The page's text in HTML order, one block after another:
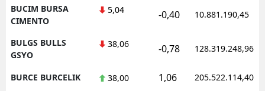
BUCIM BURSA
CIMENTO
5,04 -0,40 10.881.190,45
BULGS BULLS
GSYO
38,06 -0,78 128.319.248,96
BURCE BURCELIK 38,00 1,06 205.522.114,40